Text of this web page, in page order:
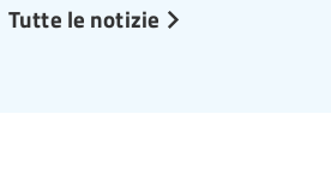
Tutte le notizie